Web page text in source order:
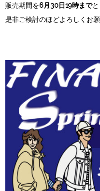
販売期間を6月30日19時まで
是非ご検討のほどよろしくお